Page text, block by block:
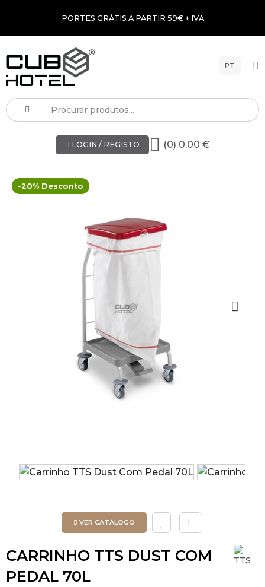
PORTES GRÁTIS A PARTIR 59€ + IVA
PT
LOGIN / REGISTO (0) 0,00 €
-20% Desconto
VER CATÁLOGO
CARRINHO TTS DUST COM
PEDAL 70L